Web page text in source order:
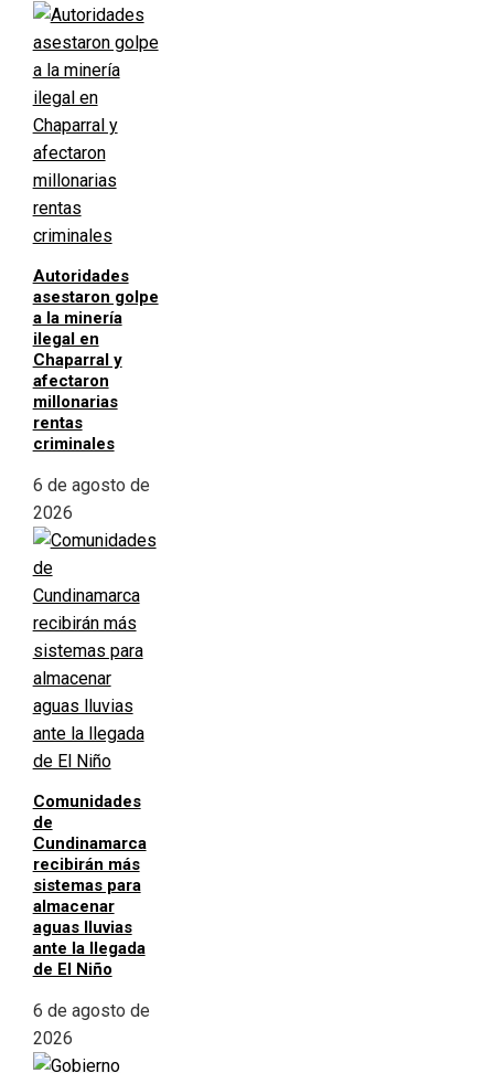
Autoridades
asestaron golpe
a la minería
ilegal en
Chaparral y
afectaron
millonarias
rentas
criminales
6 de agosto de
2026
Comunidades
de
Cundinamarca
recibirán más
sistemas para
almacenar
aguas lluvias
ante la llegada
de El Niño
6 de agosto de
2026